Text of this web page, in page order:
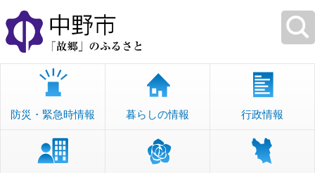
本
文
へ
移
防災・緊急時情報 暮らしの情報 行政情報